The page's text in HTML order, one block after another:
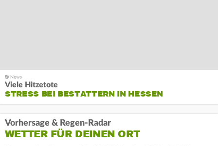
Viele Hitzetote
STRESS BEI BESTATTERN IN HESSEN
Vorhersage & Regen-Radar
WETTER FÜR DEINEN ORT